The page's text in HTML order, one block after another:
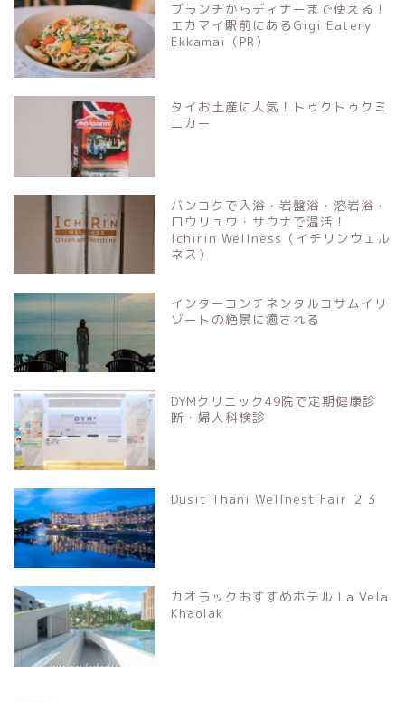
ブランチからディナーまで使える！
エカマイ駅前にあるGigi Eatery
Ekkamai（PR）
タイお土産に人気！トゥクトゥクミ
ニカー
バンコクで入浴・岩盤浴・溶岩浴・
ロウリュウ・サウナで温活！
Ichirin Wellness（イチリンウェル
ネス）
インターコンチネンタルコサムイリ
ゾートの絶景に癒される
DYMクリニック49院で定期健康診
断・婦人科検診
Dusit Thani Wellnest Fair ２３
カオラックおすすめホテル La Vela
Khaolak